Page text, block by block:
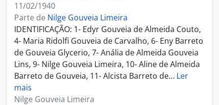
11/02/1940
Parte de Nilge Gouveia Limeira
IDENTIFICAÇÃO: 1- Edyr Gouveia de Almeida Couto,
4- Maria Ridolfi Gouveia de Carvalho, 6- Eny Barreto
de Gouveia Glycerio, 7- Anália de Almeida Gouveia
Lins, 9- Nilge Gouveia Limeira, 10- Aline de Almeida
Barreto de Gouveia, 11- Alcista Barreto de… Ler
mais
Nilge Gouveia Limeira